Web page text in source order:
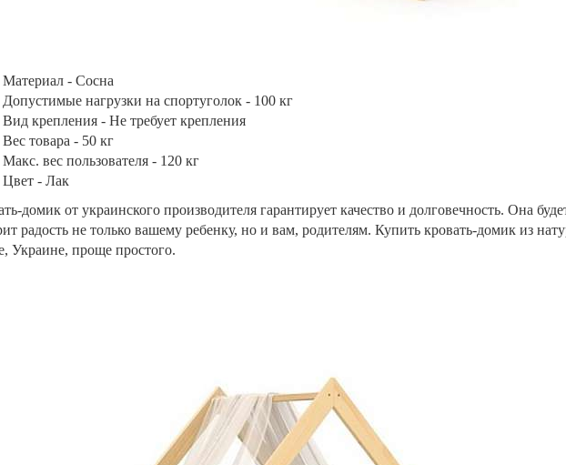
Материал - Сосна
Допустимые нагрузки на спортуголок - 100 кг
Вид крепления - Не требует крепления
Вес товара - 50 кг
Макс. вес пользователя - 120 кг
Цвет - Лак
домик от украинского производителя гарантирует качество и долговечность. Она
радость не только вашему ребенку, но и вам, родителям. Купить кровать-домик из
Украине, проще простого.